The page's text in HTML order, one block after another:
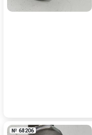
Subaru
№ 68206